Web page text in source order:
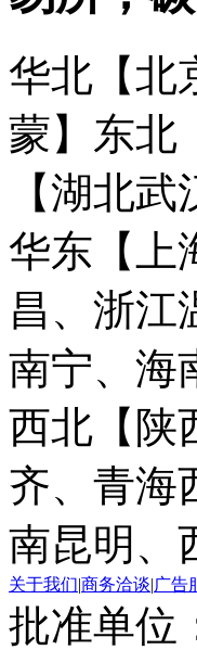
华北【北
蒙】 东北
【湖北
华东【上
昌、浙江
南宁、海
西北【陕
齐、青海
南昆明、
关于我们|商务洽谈|广告
批准单位